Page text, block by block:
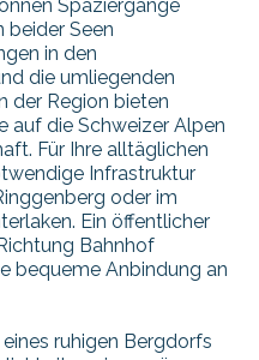
Spaziergänge
beider Seen
in den
die umliegenden
der Region bieten
auf die Schweizer Alpen
Für Ihre alltäglichen
Infrastruktur
oder im
Ein öffentlicher
Bahnhof
bequeme Anbindung an
ruhigen Bergdorfs